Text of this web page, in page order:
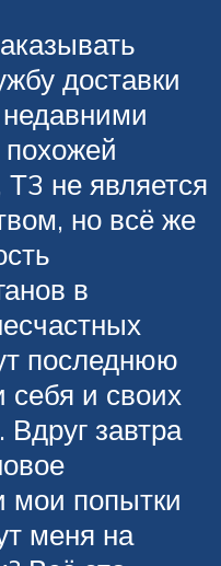
доставки
Т3 не является
но всё же
в
последнюю
себя и своих
завтра
мои попытки
меня на